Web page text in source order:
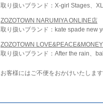
取り扱いブランド：X-girl Stages、
ZOZOTOWN NARUMIYA ONLINE店
取り扱いブランド：kate spade new
ZOZOTOWN
取り扱いブランド：After the rain、
お客様にはご不便をおかけいたしま